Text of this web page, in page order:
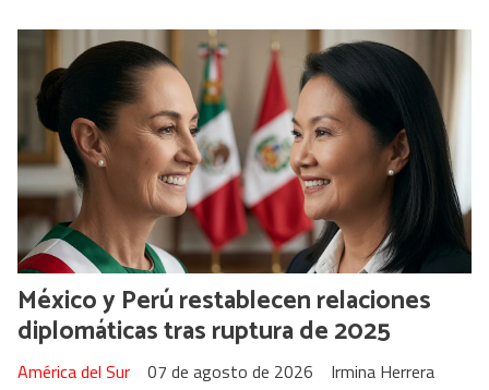
México y Perú restablecen relaciones
diplomáticas tras ruptura de 2025
Irmina Herrera
América del Sur
07 de agosto de 2026